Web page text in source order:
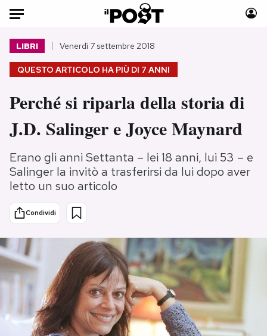
Auto
HOME
Italia
Politica
Tecnologia
Internet
Scienza
Cultura
Economia
Sport
Moda
Consumismi
Storie/Idee
Ok Boomer!
Mondiali calcio 2026
PODCAST
NEWSLETTER
QUESTO ARTICOLO HA PIÙ DI 7 ANNI
LIBRI Venerdì 7 settembre 2018
Perché si riparla della storia di
J.D. Salinger e Joyce Maynard
Erano gli anni Settanta – lei 18 anni, lui 53 – e
Salinger la invitò a trasferirsi da lui dopo aver
letto un suo articolo
Condividi